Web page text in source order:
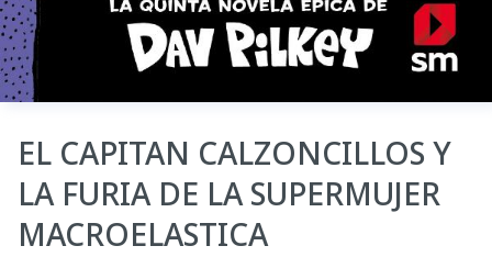
EL CAPITAN CALZONCILLOS Y
LA FURIA DE LA SUPERMUJER
MACROELASTICA